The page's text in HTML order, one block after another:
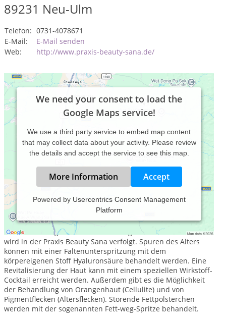
89231 Neu-Ulm
Telefon: 0731-4078671
E-Mail:
E-Mail senden
Web:
http://www.praxis-beauty-sana.de/
We need your consent to load the
Google Maps service!
We use a third party service to embed map content
that may collect data about your activity. Please review
the details and accept the service to see this map.
More Information Accept
Powered by Usercentrics Consent Management
Platform
Schönheit ist die Blüte des Glücks! Nur wenn Sie sich mit
Ihrem Körper identifizieren können, können Sie rundum
zufrieden und glücklich sein. Dieser ganzheitliche Ansatz
wird in der Praxis Beauty Sana verfolgt. Spuren des Alters
können mit einer Faltenunterspritzung mit dem
körpereigenen Stoff Hyaluronsäure behandelt werden. Eine
Revitalisierung der Haut kann mit einem speziellen Wirkstoff-
Cocktail erreicht werden. Außerdem gibt es die Möglichkeit
der Behandlung von Orangenhaut (Cellulite) und von
Pigmentflecken (Altersflecken). Störende Fettpölsterchen
werden mit der sogenannten Fett-weg-Spritze behandelt.